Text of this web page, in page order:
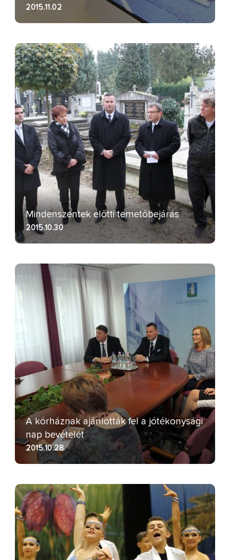
2015.11.02
Mindenszentek előtti temetőbejárás
2015.10.30
A kórháznak ajánlották fel a jótékonysági
nap bevételét
2015.10.28